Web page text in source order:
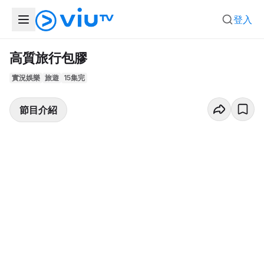
登入
高質旅行包膠
實況娛樂 旅遊 15集完
節目介紹